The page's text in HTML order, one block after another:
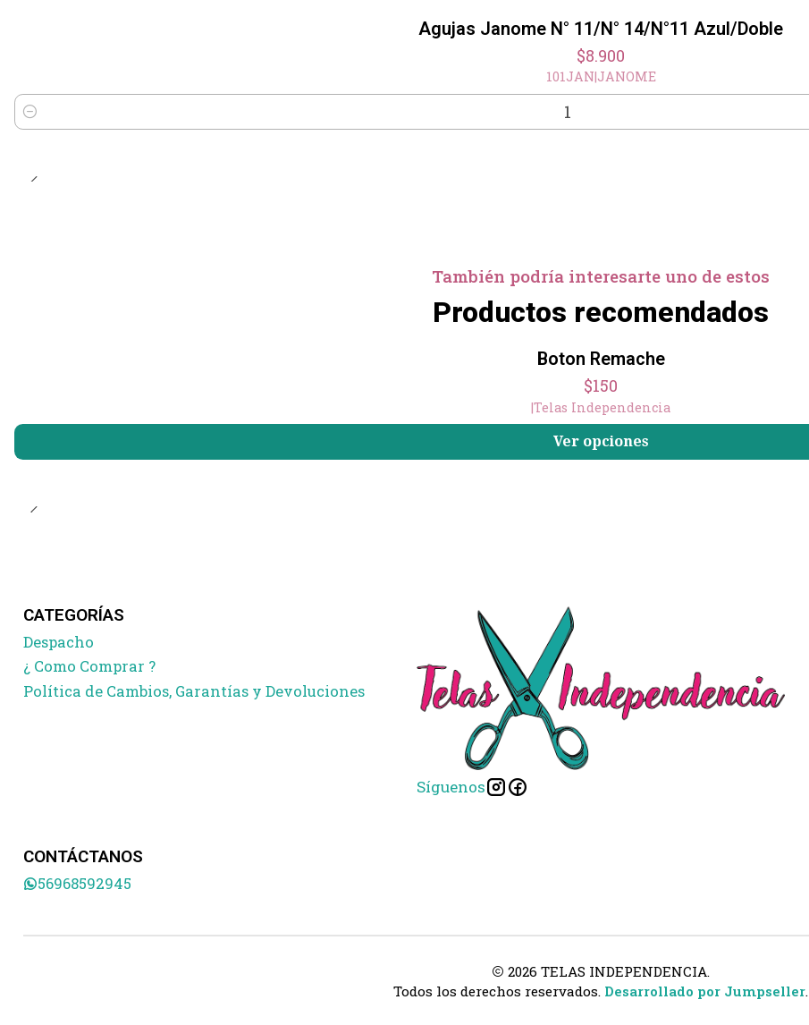
Agujas Janome N° 11/N° 14/N°11 Azul/Doble
$8.900
101JAN|JANOME
Cantidad
También podría interesarte uno de estos
Productos recomendados
Boton Remache
$150
|Telas Independencia
Ver opciones
CATEGORÍAS
Despacho
¿ Como Comprar ?
Política de Cambios, Garantías y Devoluciones
Síguenos
CONTÁCTANOS
56968592945
2026 TELAS INDEPENDENCIA.
Todos los derechos reservados. Desarrollado por Jumpseller.